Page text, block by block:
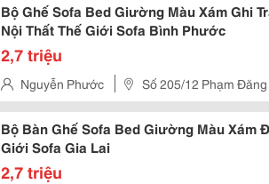
Bộ Ghế Sofa Bed Giường Màu Xám Ghi
Nội Thất Thế Giới Sofa Bình Phước
2,7 triệu
Nguyễn Phước
Số 205/12 Phạm
Hưng Hoà, Quận Bình Tân, Tp Hcm.
Bộ Bàn Ghế Sofa Bed Giường Màu Xám
Giới Sofa Gia Lai
2,7 triệu